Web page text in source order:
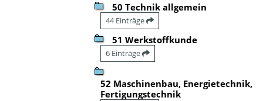
50 Technik allgemein
44 Einträge
51 Werkstoffkunde
6 Einträge
52 Maschinenbau, Energietechnik,
Fertigungstechnik